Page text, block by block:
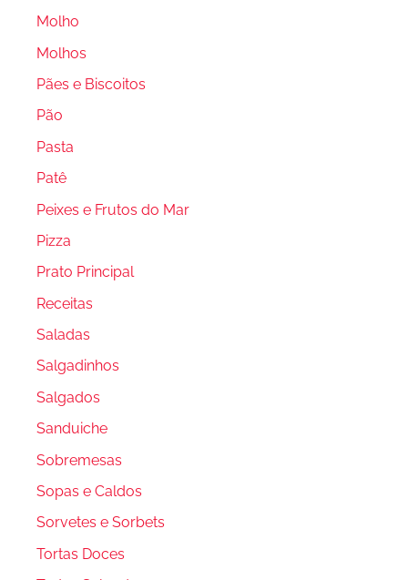
Molho
Molhos
Pães e Biscoitos
Pão
Pasta
Patê
Peixes e Frutos do Mar
Pizza
Prato Principal
Receitas
Saladas
Salgadinhos
Salgados
Sanduiche
Sobremesas
Sopas e Caldos
Sorvetes e Sorbets
Tortas Doces